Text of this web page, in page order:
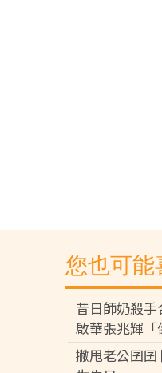
您也可能
昔日師奶殺
啟華張兆輝「
撇甩老公囝囝